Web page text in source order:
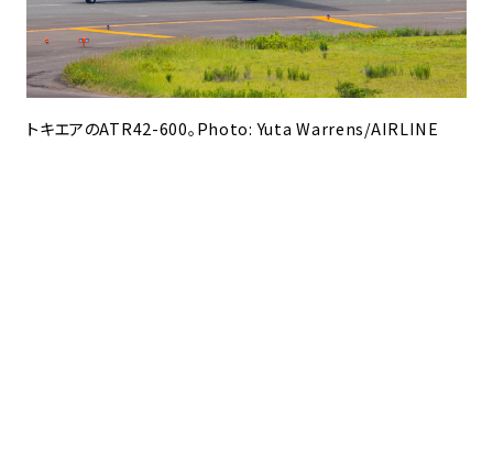
トキエアのATR42-600。Photo: Yuta Warrens/AIRLINE